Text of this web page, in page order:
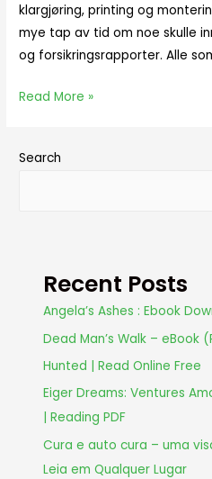
klargjøring, printing og
mye tap av tid om noe skulle
og forsikringsrapporter. Alle
Read More »
Search
Recent Posts
Angela’s Ashes : Ebook
Dead Man’s Walk – eBook
Hunted | Read Online Free
Eiger Dreams: Ventures
| Reading PDF
Cura e auto cura – uma
Leia em Qualquer Lugar